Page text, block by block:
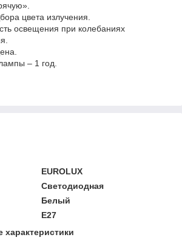
цвета излучения.
освещения при колебаниях
– 1 год.
EUROLUX
Светодиодная
Белый
E27
характеристики